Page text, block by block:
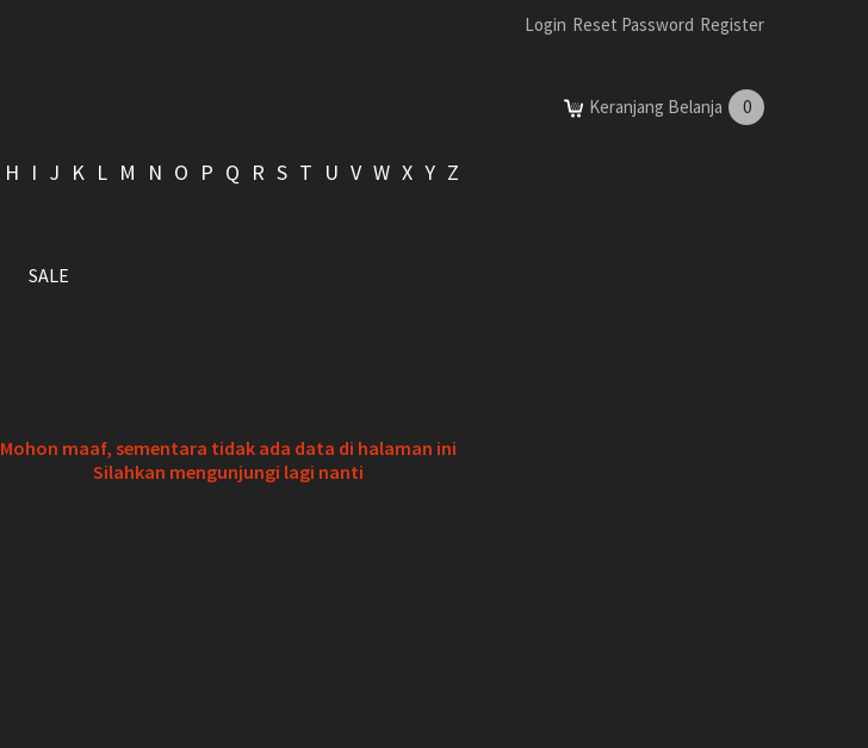
Login Reset Password Register
Keranjang Belanja 0
H I J K L M N O P Q R S T U V W X Y Z
SALE
Mohon maaf, sementara tidak ada data di halaman ini
Silahkan mengunjungi lagi nanti